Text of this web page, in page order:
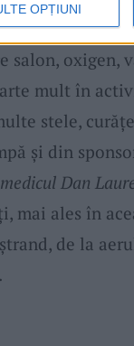
OPȚIUNI
Primăria a
salon, oxigen,
mult în
stele,
și din
medicul Dan
mai ales în
de la